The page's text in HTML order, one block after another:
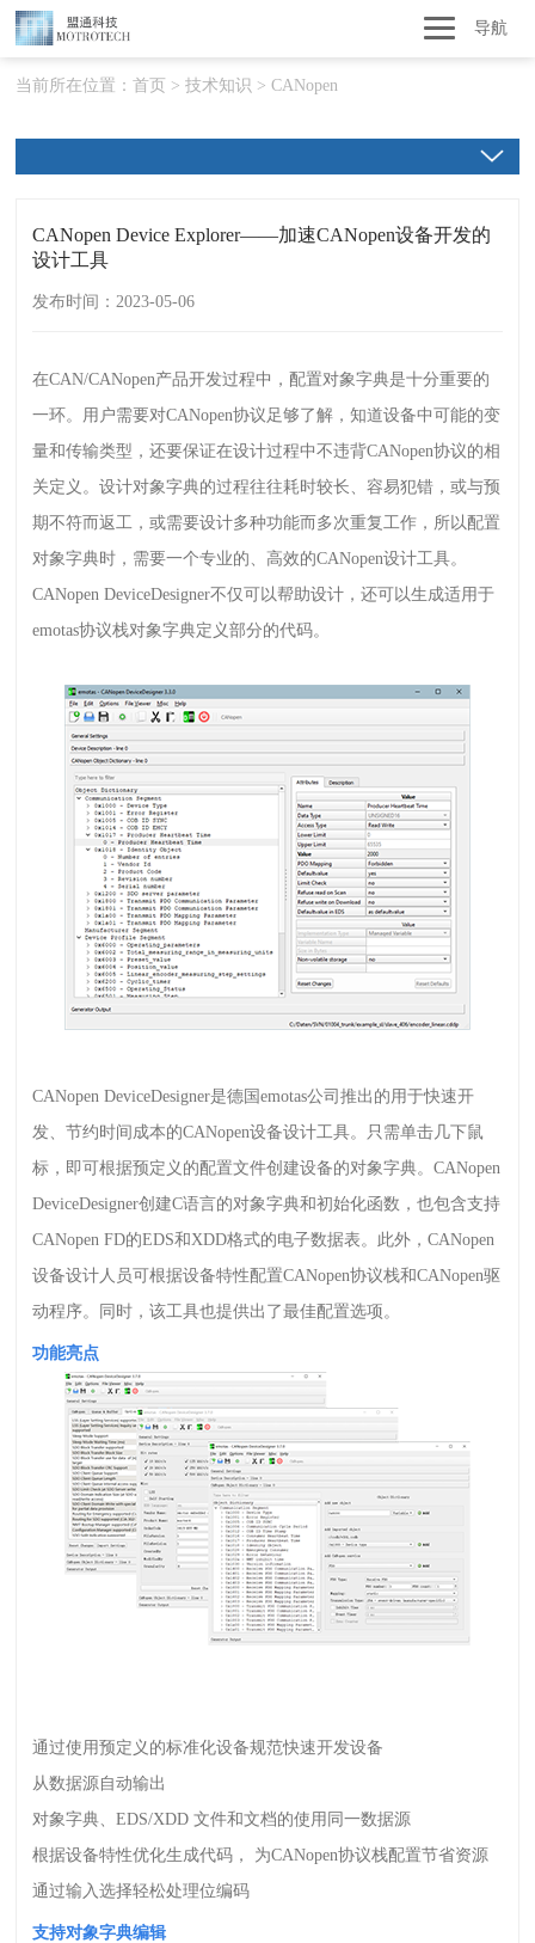
导航
当前所在位置：首页 >技术知识 >CANopen
CANopen Device Explorer——加速CANopen设备开发的
设计工具
发布时间：2023-05-06
在CAN/CANopen产品开发过程中，配置对象字典是十分重要的
一环。用户需要对CANopen协议足够了解，知道设备中可能的变
量和传输类型，还要保证在设计过程中不违背CANopen协议的相
关定义。设计对象字典的过程往往耗时较长、容易犯错，或与预
期不符而返工，或需要设计多种功能而多次重复工作，所以配置
对象字典时，需要一个专业的、高效的CANopen设计工具。
CANopen DeviceDesigner不仅可以帮助设计，还可以生成适用于
emotas协议栈对象字典定义部分的代码。
CANopen DeviceDesigner是德国emotas公司推出的用于快速开
发、节约时间成本的CANopen设备设计工具。只需单击几下鼠
标，即可根据预定义的配置文件创建设备的对象字典。CANopen
DeviceDesigner创建C语言的对象字典和初始化函数，也包含支持
CANopen FD的EDS和XDD格式的电子数据表。此外，CANopen
设备设计人员可根据设备特性配置CANopen协议栈和CANopen驱
动程序。同时，该工具也提供出了最佳配置选项。
功能亮点
通过使用预定义的标准化设备规范快速开发设备
从数据源自动输出
对象字典、EDS/XDD文件和文档的使用同一数据源
根据设备特性优化生成代码，
为CANopen协议栈配置节省资源
通过输入选择轻松处理位编码
支持对象字典编辑